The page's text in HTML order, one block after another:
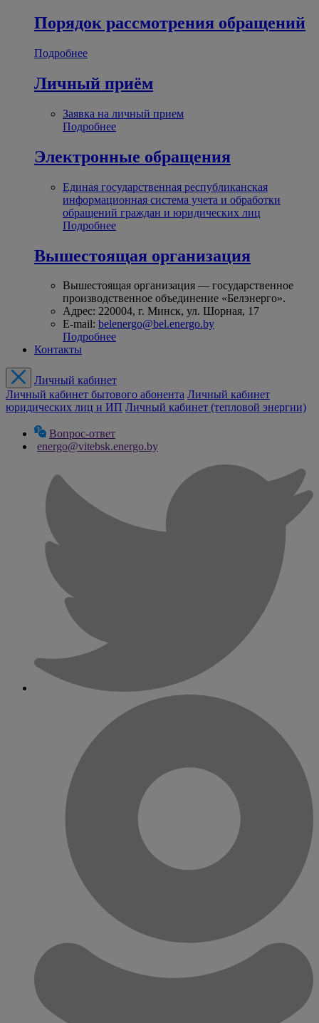
Порядок рассмотрения обращений
Подробнее
Личный приём
Заявка на личный прием
Подробнее
Электронные обращения
Единая государственная республиканская
информационная система учета и обработки
обращений граждан и юридических лиц
Подробнее
Вышестоящая организация
Вышестоящая организация — государственное
производственное объединение «Белэнерго».
Адрес: 220004, г. Минск, ул. Шорная, 17
E-mail: belenergo@bel.energo.by
Подробнее
Контакты
Личный кабинет
Личный кабинет бытового абонента Личный кабинет
юридических лиц и ИП Личный кабинет (тепловой энергии)
Вопрос-ответ
energo@vitebsk.energo.by